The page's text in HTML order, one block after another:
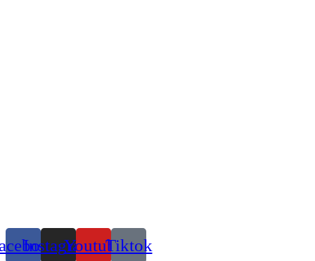
InstagramYoutubeTiktok